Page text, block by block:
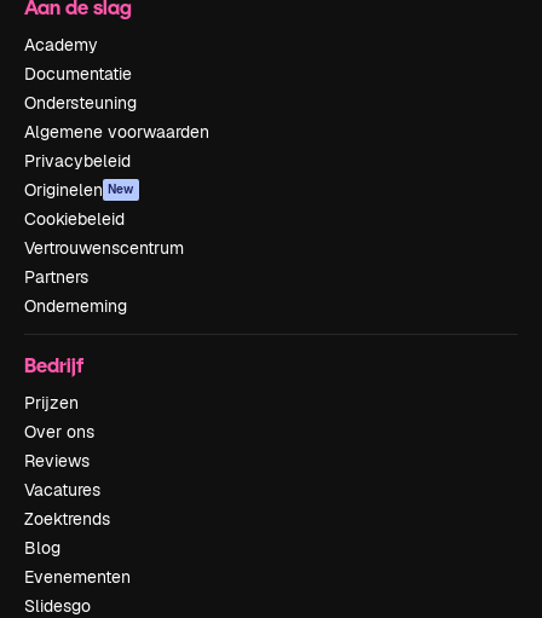
Aan de slag
Academy
Documentatie
Ondersteuning
Algemene voorwaarden
Privacybeleid
Originelen New
Cookiebeleid
Vertrouwenscentrum
Partners
Onderneming
Bedrijf
Prijzen
Over ons
Reviews
Vacatures
Zoektrends
Blog
Evenementen
Slidesgo